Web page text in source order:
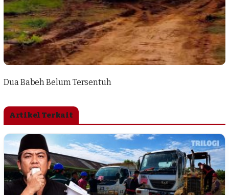
Dua Babeh Belum Tersentuh
Artikel Terkait